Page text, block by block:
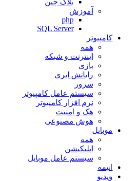
بلاک چین
آموزش
php
SQL Server
کامپیوتر
همه
اینترنت و شبکه
بازی
رایانش ابری
سرور
سیستم عامل کامپیوتر
نرم افزار کامپیوتر
هک و امنیت
هوش مصنوعی
موبایل
همه
اپلیکیشن
سیستم عامل موبایل
انیمه
ویدیو